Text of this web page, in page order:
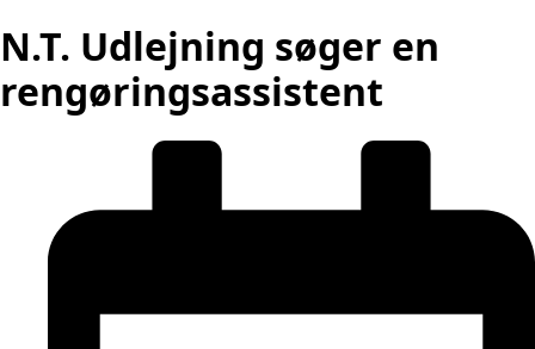
N.T. Udlejning søger en
rengøringsassistent